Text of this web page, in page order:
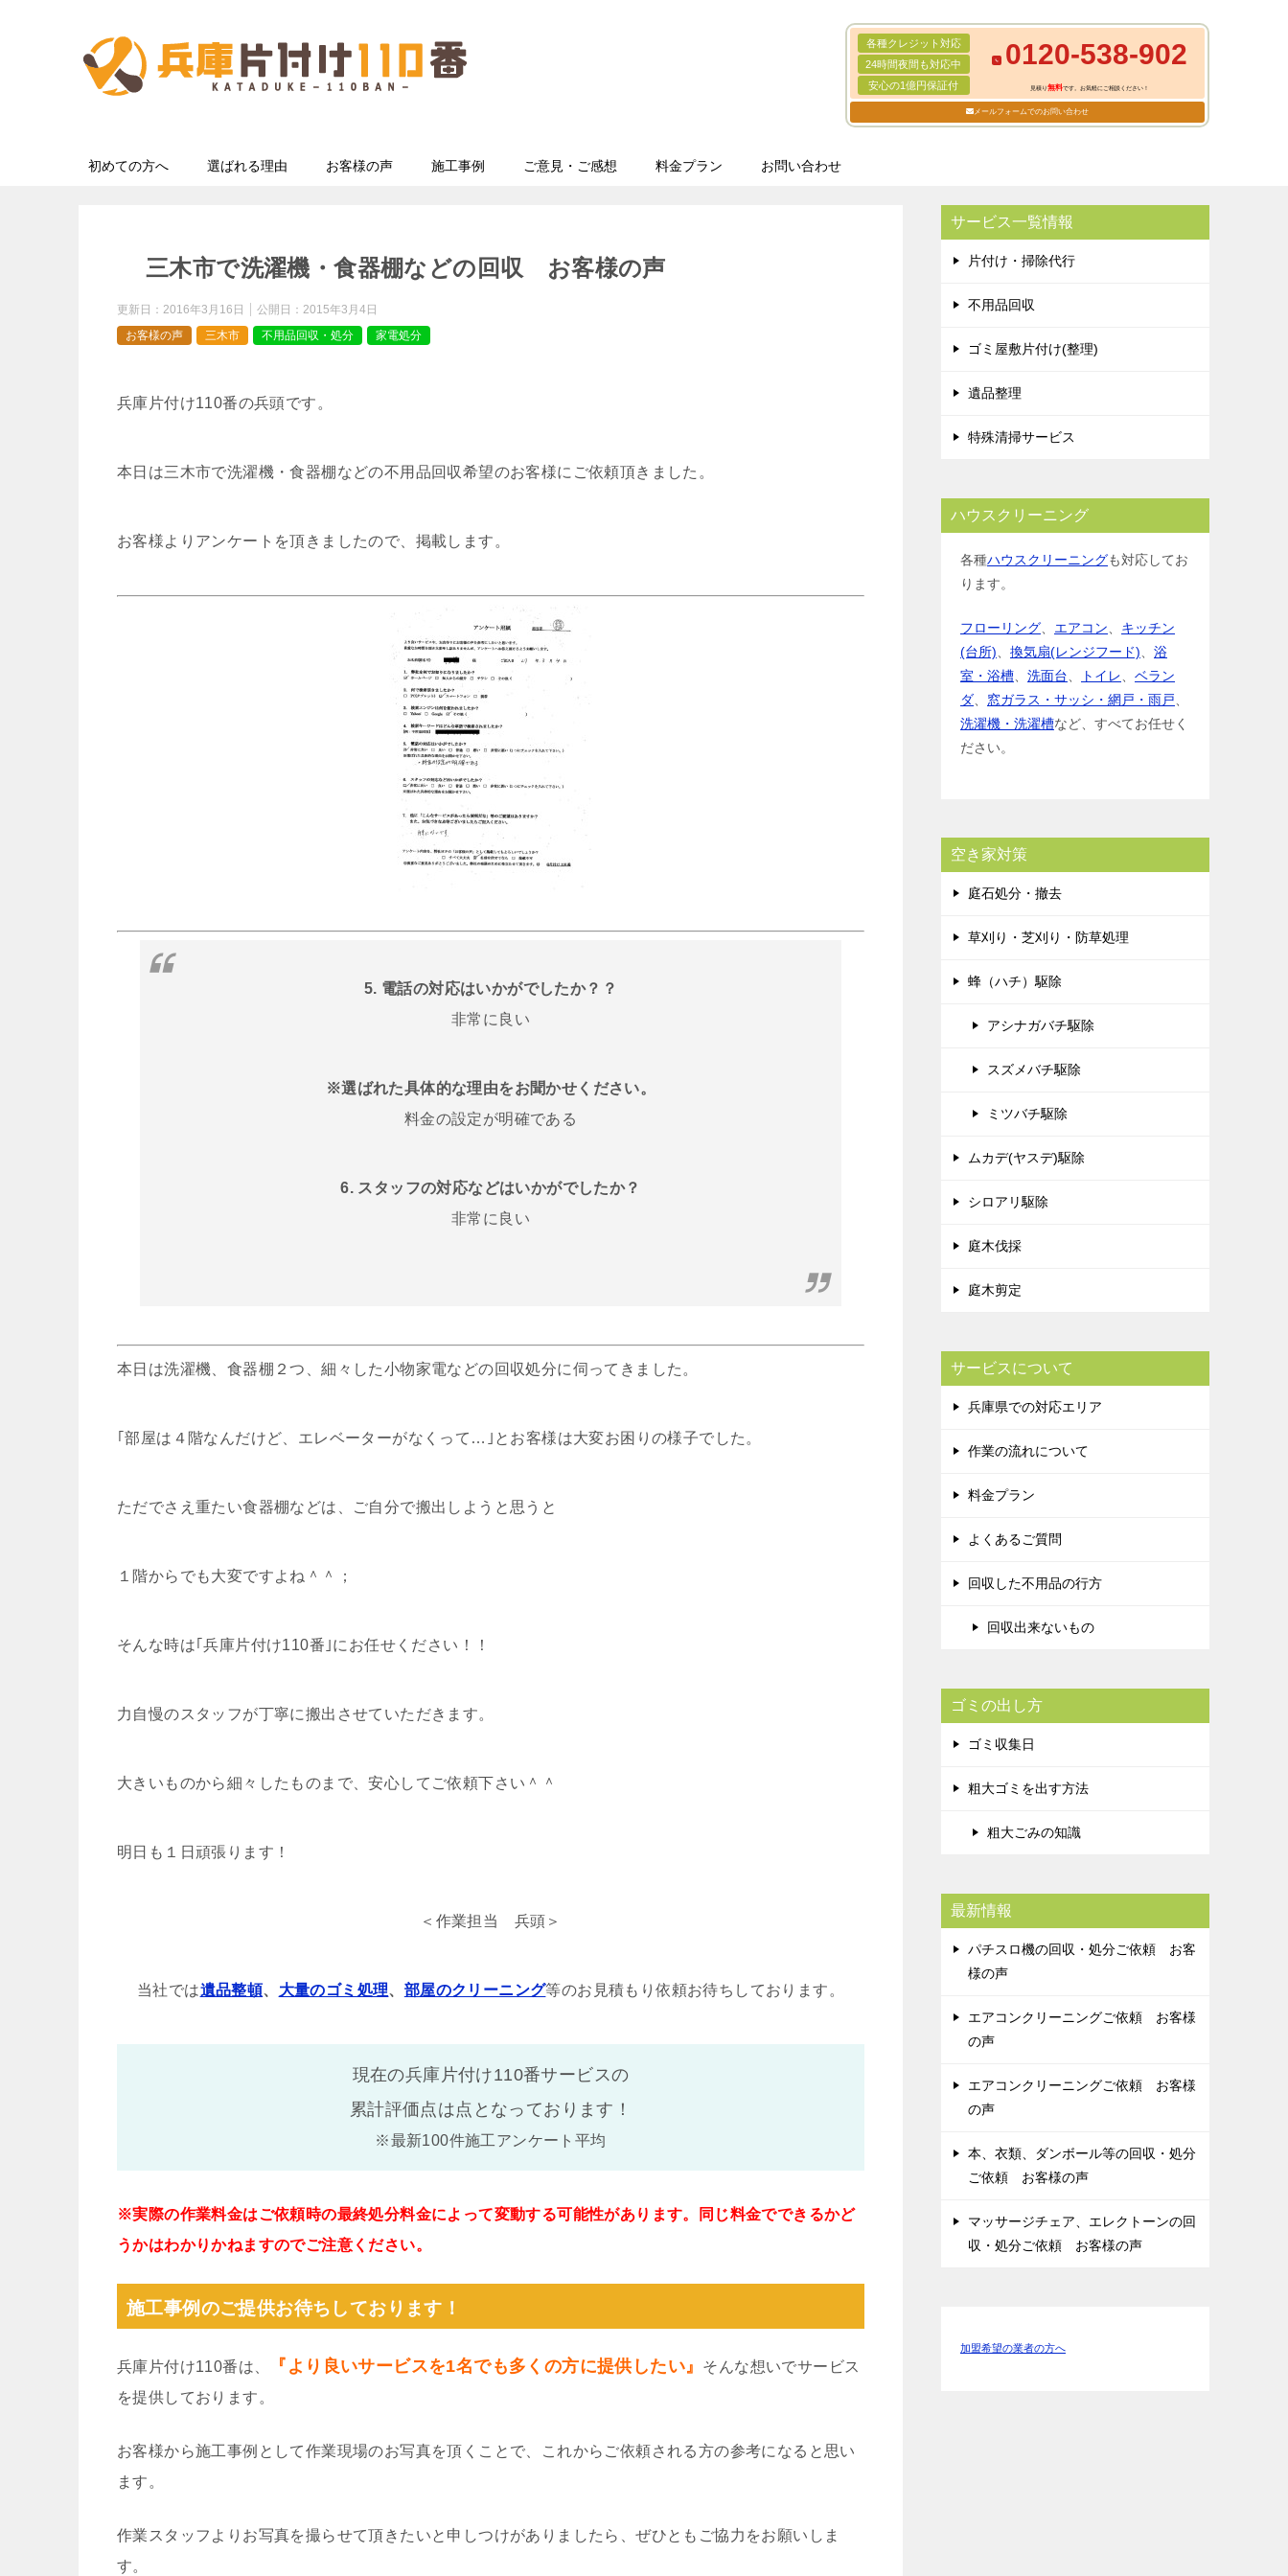
各種クレジット対応
24時間夜間も対応中
安心の1億円保証付
0120-538-902
見積り無料です。お気軽にご相談ください！
メールフォームでのお問い合わせ
初めての方へ 選ばれる理由 お客様の声 施工事例 ご意見・ご感想 料金プラン お問い合わせ
三木市で洗濯機・食器棚などの回収 お客様の声
更新日： 2016年3月16日 公開日： 2015年3月4日
お客様の声
三木市 不用品回収・処分 家電処分
兵庫片付け110番の兵頭です。
本日は三木市で洗濯機・食器棚などの不用品回収希望のお客様にご依頼頂きました。
お客様よりアンケートを頂きましたので、掲載します。
5. 電話の対応はいかがでしたか？？
非常に良い
※選ばれた具体的な理由をお聞かせください。
料金の設定が明確である
6. スタッフの対応などはいかがでしたか？
非常に良い
本日は洗濯機、食器棚２つ、細々した小物家電などの回収処分に伺ってきました。
｢部屋は４階なんだけど、エレベーターがなくって…｣とお客様は大変お困りの様子でした。
ただでさえ重たい食器棚などは、ご自分で搬出しようと思うと
１階からでも大変ですよね＾＾；
そんな時は｢兵庫片付け110番｣にお任せください！！
力自慢のスタッフが丁寧に搬出させていただきます。
大きいものから細々したものまで、安心してご依頼下さい＾＾
明日も１日頑張ります！
＜作業担当 兵頭＞
当社では遺品整頓、 大量のゴミ処理、 部屋のクリーニング等のお見積もり依頼お待ちしております。
現在の兵庫片付け110番サービスの
累計評価点は点となっております！
※最新100件施工アンケート平均
※実際の作業料金はご依頼時の最終処分料金によって変動する可能性があります。同じ料金でできるかど
うかはわかりかねますのでご注意ください。
施工事例のご提供お待ちしております！
兵庫片付け110番は、 『より良いサービスを1名でも多くの方に提供したい』
そんな想いでサービス
を提供しております。
お客様から施工事例として作業現場のお写真を頂くことで、これからご依頼される方の参考になると思い
ます。
作業スタッフよりお写真を撮らせて頂きたいと申しつけがありましたら、ぜひともご協力をお願いしま
す。
サービス一覧情報
片付け・掃除代行
不用品回収
ゴミ屋敷片付け(整理)
遺品整理
特殊清掃サービス
ハウスクリーニング
各種ハウスクリーニングも対応してお
ります。
フローリング エアコン
キッチン
(台所)
換気扇(レンジフード)
浴
室・浴槽
洗面台 トイレ
ベラン
ダ
窓ガラス・サッシ・網戸・雨戸
洗濯機・洗濯槽など、すべてお任せく
ださい。
空き家対策
庭石処分・撤去
草刈り・芝刈り・防草処理
蜂（ハチ）駆除
アシナガバチ駆除
スズメバチ駆除
ミツバチ駆除
ムカデ(ヤスデ)駆除
シロアリ駆除
庭木伐採
庭木剪定
サービスについて
兵庫県での対応エリア
作業の流れについて
料金プラン
よくあるご質問
回収した不用品の行方
回収出来ないもの
ゴミの出し方
ゴミ収集日
粗大ゴミを出す方法
粗大ごみの知識
最新情報
パチスロ機の回収・処分ご依頼 お客
様の声
エアコンクリーニングご依頼 お客様
の声
エアコンクリーニングご依頼 お客様
の声
本、衣類、ダンボール等の回収・処分
ご依頼 お客様の声
マッサージチェア、エレクトーンの回
収・処分ご依頼 お客様の声
加盟希望の業者の方へ